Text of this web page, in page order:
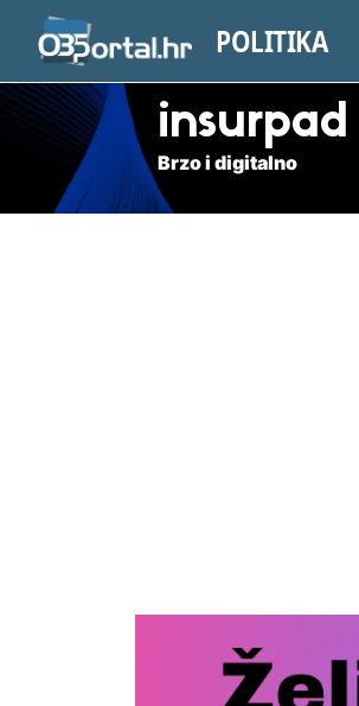
POLITIKA
insurpad
Brzo i digitalno